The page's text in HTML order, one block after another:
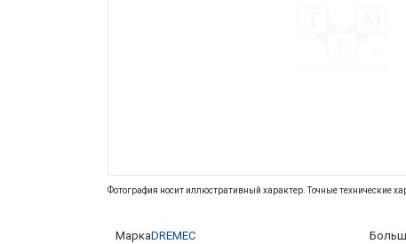
Фотография носит иллюстративный характер. Точные технические
МаркаDREMEC